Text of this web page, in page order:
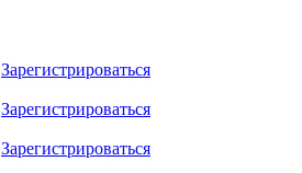
Зарегистрироваться
Зарегистрироваться
Зарегистрироваться